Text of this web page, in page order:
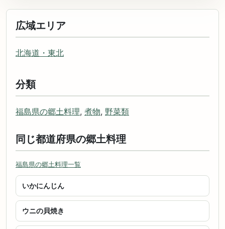
広域エリア
北海道・東北
分類
福島県の郷土料理, 煮物, 野菜類
同じ都道府県の郷土料理
福島県の郷土料理一覧
いかにんじん
ウニの貝焼き